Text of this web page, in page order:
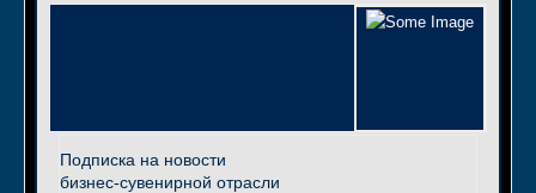
Подписка на новости
бизнес-сувенирной отрасли